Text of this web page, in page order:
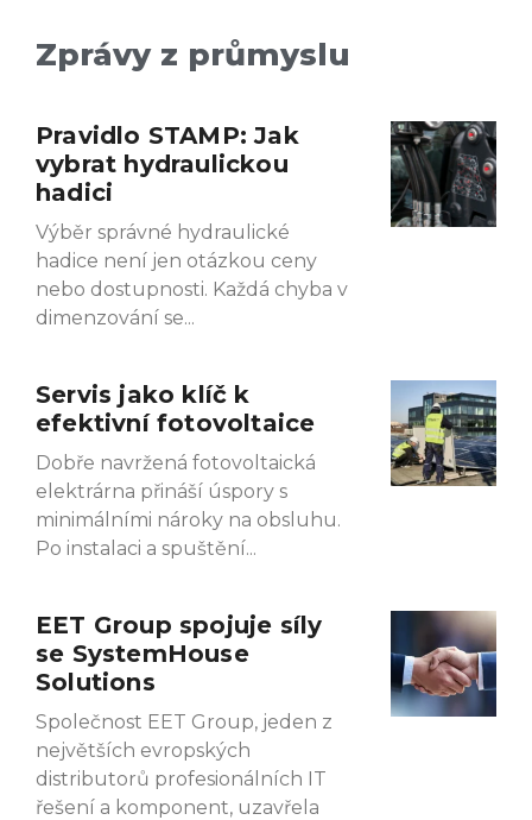
Zprávy z průmyslu
Pravidlo STAMP: Jak
vybrat hydraulickou
hadici
Výběr správné hydraulické
hadice není jen otázkou ceny
nebo dostupnosti. Každá chyba v
dimenzování se
Servis jako klíč k
efektivní fotovoltaice
Dobře navržená fotovoltaická
elektrárna přináší úspory s
minimálními nároky na obsluhu.
Po instalaci a spuštění
EET Group spojuje síly
se SystemHouse
Solutions
Společnost EET Group, jeden z
největších evropských
distributorů profesionálních IT
řešení a komponent, uzavřela
PagePagePage